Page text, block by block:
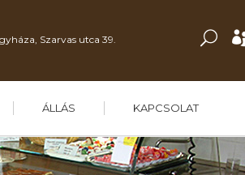
Szarvas utca 39.
ÁLLÁS KAPCSOLAT